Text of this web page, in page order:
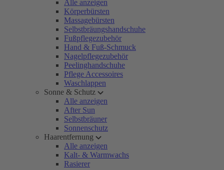
Alle anzeigen
Körperbürsten
Massagebürsten
Selbstbräungshandschuhe
Fußpflegezubehör
Hand & Fuß-Schmuck
Nagelpflegezubehör
Peelinghandschuhe
Pflege Accessoires
Waschlappen
Sonne & Schutz
Alle anzeigen
After Sun
Selbstbräuner
Sonnenschutz
Haarentfernung
Alle anzeigen
Kalt- & Warmwachs
Rasierer